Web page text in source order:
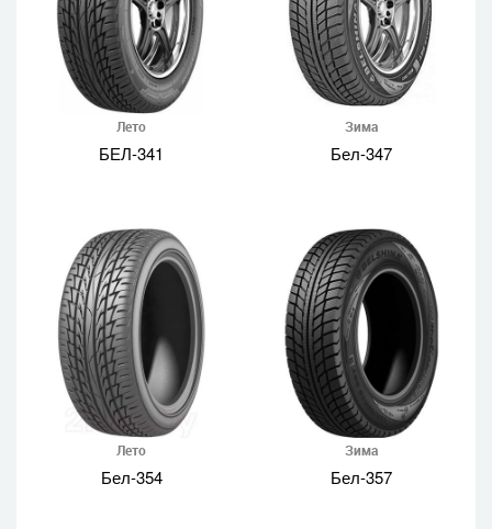
Лето
БЕЛ-341
Зима
Бел-347
Лето
Бел-354
Зима
Бел-357